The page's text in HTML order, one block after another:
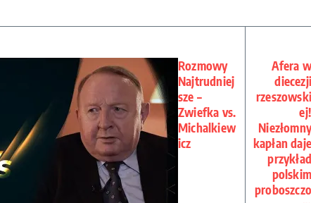
Rozmowy
Najtrudniej
sze –
Zwiefka vs.
Michalkiew
icz
Afera w
diecezji
rzeszowski
ej!
Niezłomny
kapłan daje
przykład
polskim
proboszczo